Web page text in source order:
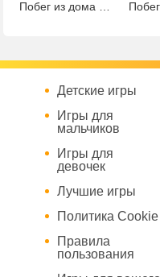
Детские игры
Игры для
мальчиков
Игры для
девочек
Лучшие игры
Политика Cookie
Правила
пользования